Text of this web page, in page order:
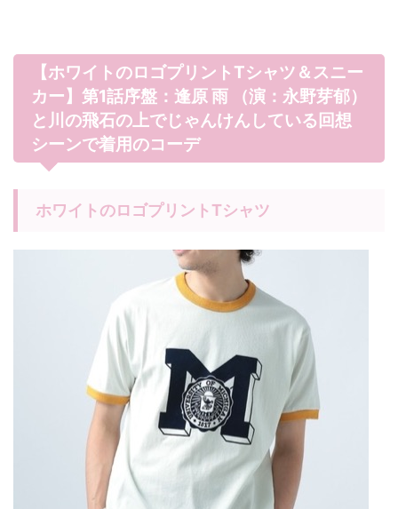
【ホワイトのロゴプリントTシャツ＆スニー
カー】第1話序盤：逢原 雨 （演：永野芽郁）
と川の飛石の上でじゃんけんしている回想
シーンで着用のコーデ
ホワイトのロゴプリントTシャツ